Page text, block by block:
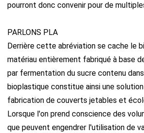
pourront donc convenir pour de
PARLONS PLA
Derrière cette abréviation se cache le
matériau entièrement fabriqué à base
par fermentation du sucre contenu
bioplastique constitue ainsi une
fabrication de couverts jetables et
Lorsque l'on prend conscience des
que peuvent engendrer l'utilisation de